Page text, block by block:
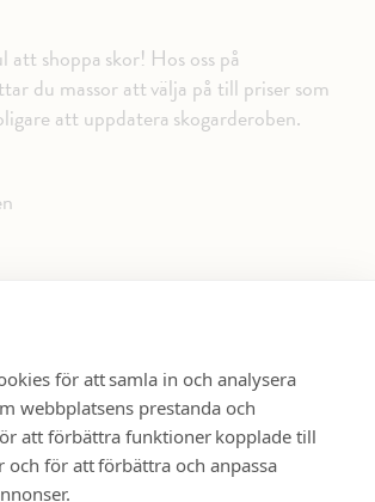
för att samla in och analysera
webbplatsens prestanda och
att förbättra funktioner kopplade till
och för att förbättra och anpassa
att shoppa skor! Hos oss på
du massor att välja på till priser som
att uppdatera skogarderoben.
MEDIER